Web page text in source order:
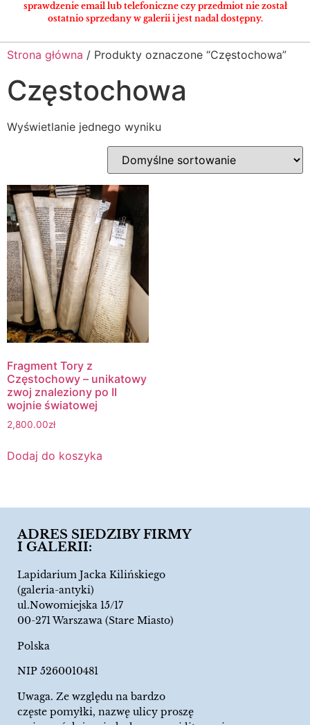
sprawdzenie email lub telefoniczne czy przedmiot nie został
ostatnio sprzedany w galerii i jest nadal dostępny.
Strona główna / Produkty oznaczone “Częstochowa”
Częstochowa
Wyświetlanie jednego wyniku
Fragment Tory z
Częstochowy – unikatowy
zwoj znaleziony po II
wojnie światowej
2,800.00zł
Dodaj do koszyka
ADRES SIEDZIBY FIRMY
I GALERII:
Lapidarium Jacka Kilińskiego
(galeria-antyki)
ul.Nowomiejska 15/17
00-271 Warszawa (Stare Miasto)
Polska
NIP 5260010481
Uwaga. Ze względu na bardzo
częste pomyłki, nazwę ulicy proszę